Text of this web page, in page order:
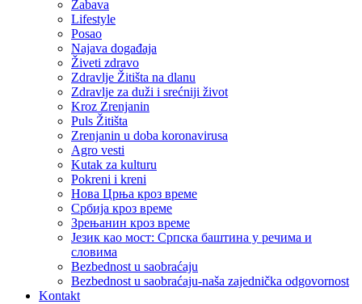
Zabava
Lifestyle
Posao
Najava događaja
Živeti zdravo
Zdravlje Žitišta na dlanu
Zdravlje za duži i srećniji život
Kroz Zrenjanin
Puls Žitišta
Zrenjanin u doba koronavirusa
Agro vesti
Kutak za kulturu
Pokreni i kreni
Нова Црња кроз време
Србија кроз време
Зрењанин кроз време
Језик као мост: Српска баштина у речима и
словима
Bezbednost u saobraćaju
Bezbednost u saobraćaju-naša zajednička odgovornost
Kontakt